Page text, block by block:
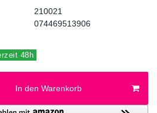
210021
074469513906
48h
In den Warenkorb